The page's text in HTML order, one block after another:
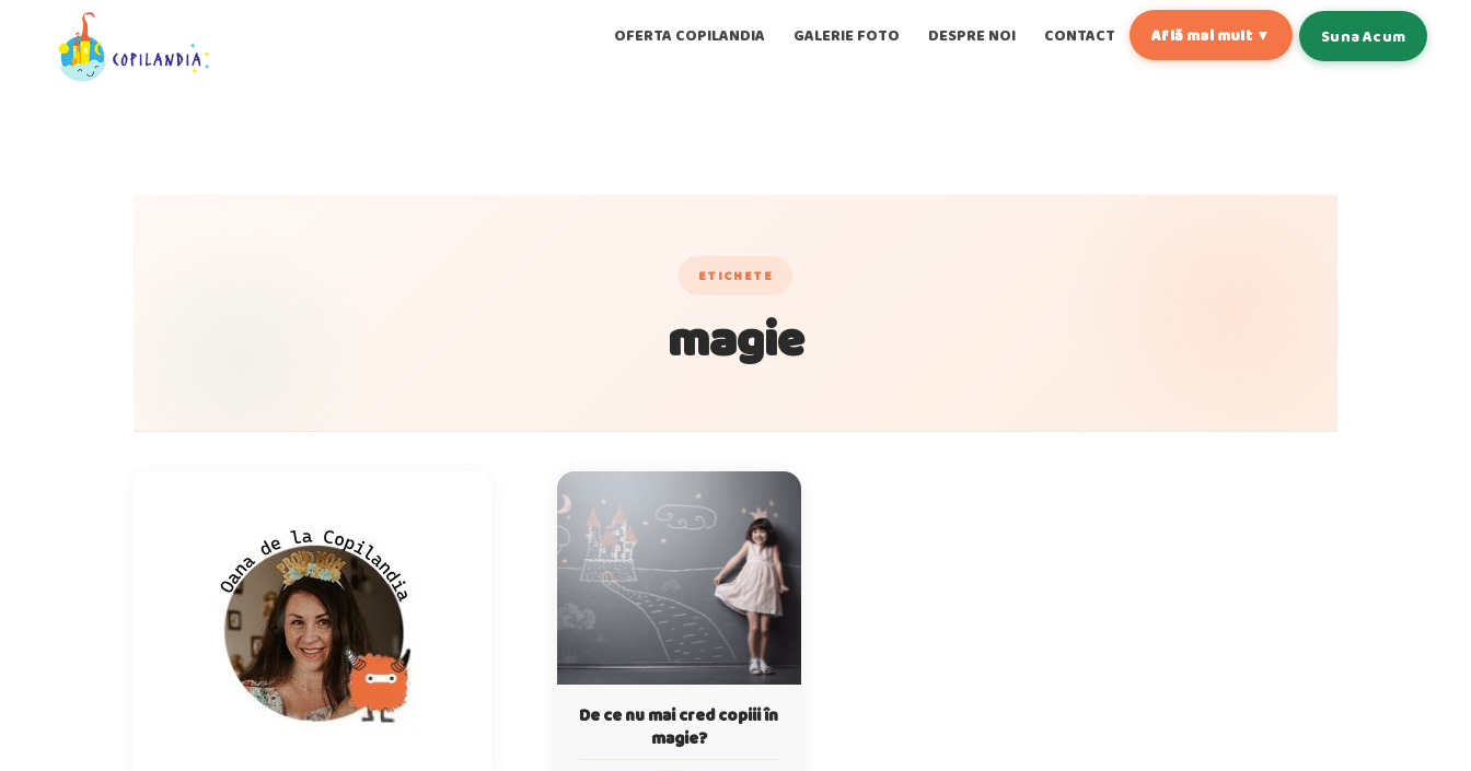
OFERTA COPILANDIA GALERIE FOTO DESPRE NOI CONTACT Află mai mult ▼ Suna Acum
ETICHETE
magie
De ce nu mai cred copiii în
magie?